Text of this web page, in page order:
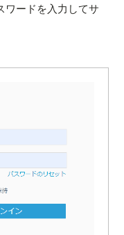
ワードを入力してサ